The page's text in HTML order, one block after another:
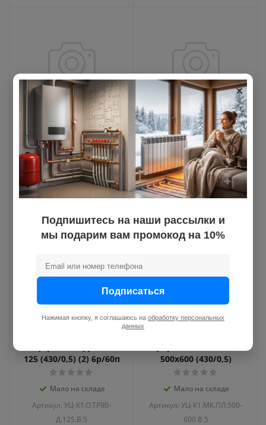
УЦ Шибер Ф 115
(430/0,5) (4)
Мало на складе
Артикул: УЦ-К1.О.Ш.115.В.5
УЦ Отвод 90° 80 мм
(папа-мама) (30)
Достаточно на складе
Артикул: УЦ-С-01-90
125 (430/0,5) (2) 6р/60п
Мало на складе
Артикул: УЦ-К1.О.ТР90-
Д.125.В.5
500х600 (430/0,5)
Мало на складе
Артикул: УЦ-К1.МК.ПЛ.500-
600.В.5
×
Подпишитесь на наши рассылки и
мы подарим вам промокод на 10%
Подписаться
Нажимая кнопку, я соглашаюсь на обработку персональных
данных